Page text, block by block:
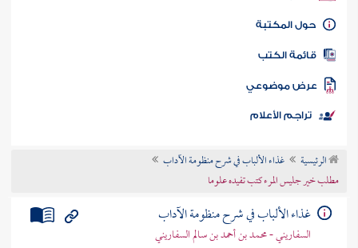
كتاب الأمة
المكتبة
الكتب
موضوعي
تراجم الأعلام
الرئيسية
غذاء الألباب في شرح منظومة الآداب
مطلب خير جليس المرء كتب تفيده علوما
غذاء الألباب في شرح منظومة الآداب
السفاريني - محمد بن أحمد بن سالم السفاريني